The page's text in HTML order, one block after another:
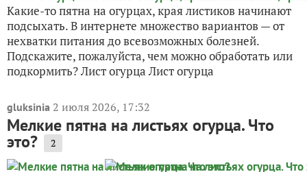
Какие-то пятна на огурцах, края листиков начинают
подсыхать. В интернете множество вариантов — от
нехватки питания до всевозможных болезней.
Подскажите, пожалуйста, чем можно обработать или
подкормить? Лист огурца Лист огурца
gluksinia 2 июля 2026, 17:32
Мелкие пятна на листьях огурца. Что
это? 2